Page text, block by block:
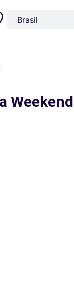
Weekend